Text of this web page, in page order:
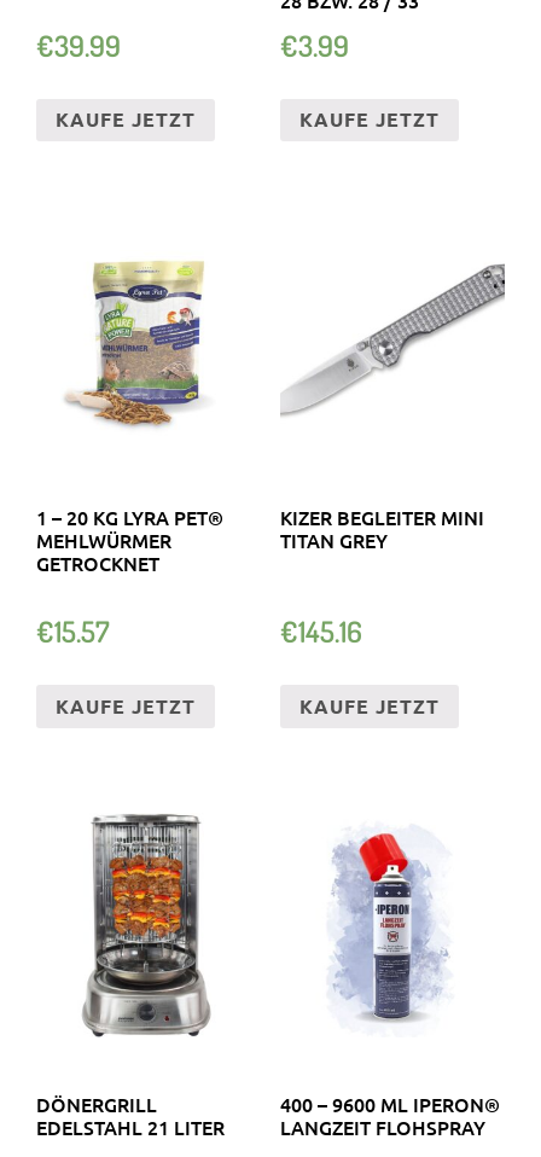
€39.99
KAUFE JETZT
€3.99
KAUFE JETZT
1 – 20 KG LYRA PET®
MEHLWÜRMER
GETROCKNET
€15.57
KAUFE JETZT
KIZER BEGLEITER MINI
TITAN GREY
€145.16
KAUFE JETZT
DÖNERGRILL
EDELSTAHL 21 LITER
400 – 9600 ML IPERON®
LANGZEIT FLOHSPRAY